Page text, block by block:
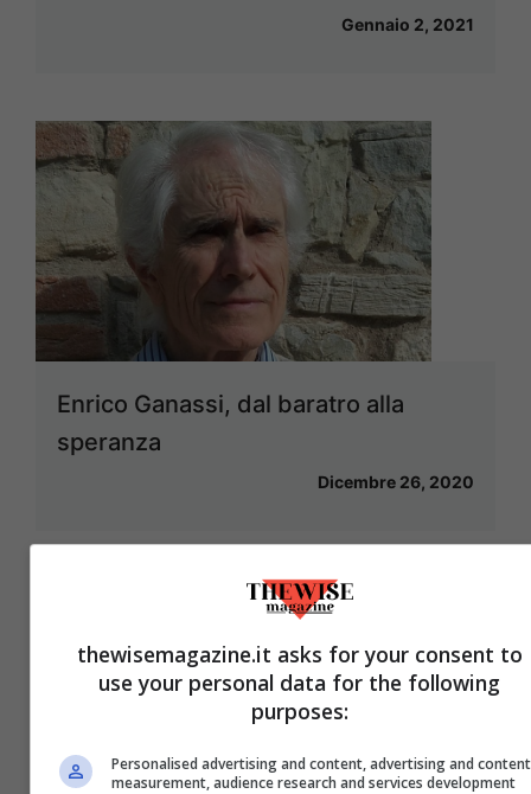
Gennaio 2, 2021
Enrico Ganassi, dal baratro alla
speranza
Dicembre 26, 2020
thewisemagazine.it asks for your consent to
use your personal data for the following
purposes:
Personalised advertising and content, advertising and content
measurement, audience research and services development